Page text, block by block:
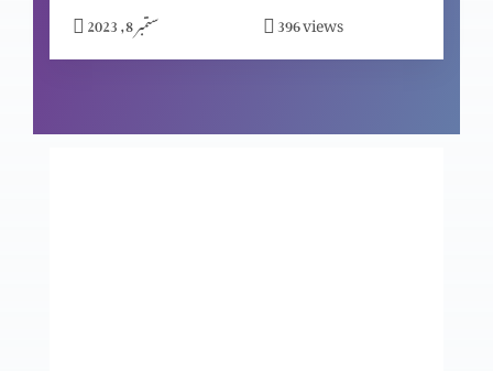
شاگردوں کا چیناؤ
ستمبر 8, 2023 396views